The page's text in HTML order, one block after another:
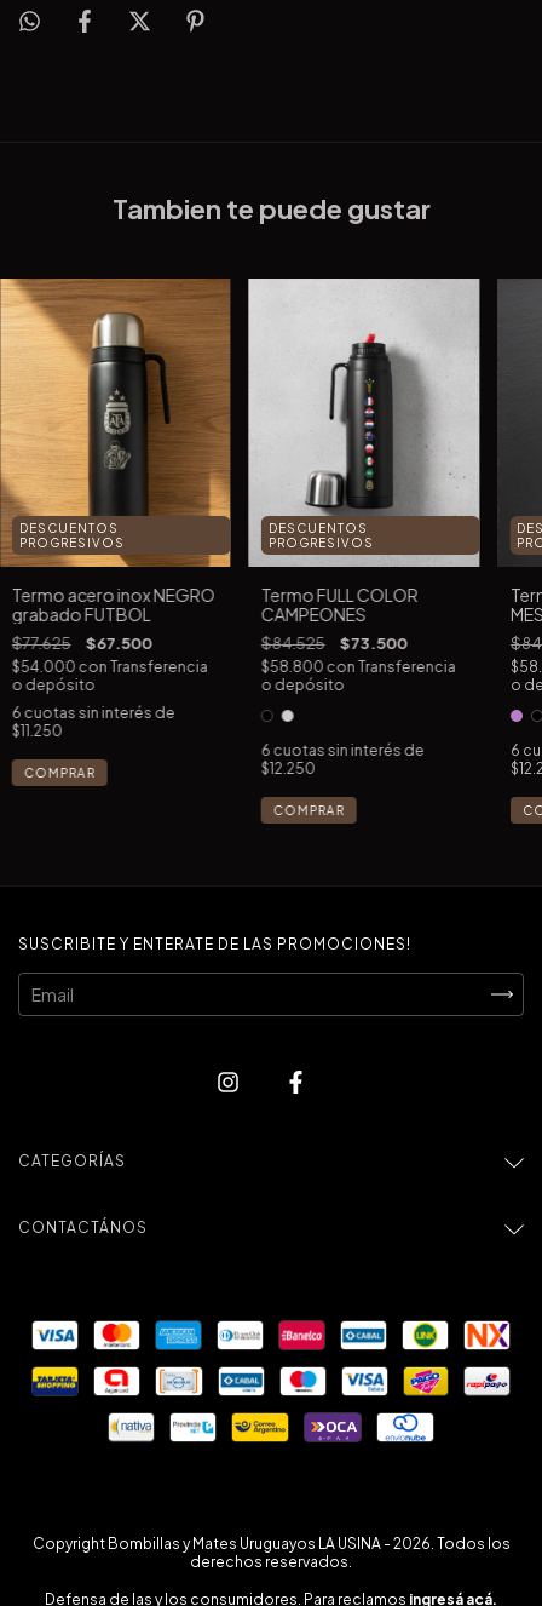
Tambien te puede gustar
DESCUENTOS
PROGRESIVOS
Termo acero inox NEGRO
grabado FUTBOL
$77.625 $67.500
$54.000 conTransferencia
o depósito
6 cuotas sin interés de
$11.250
DESCUENTOS
PROGRESIVOS
Termo FULL COLOR
CAMPEONES
$84.525 $73.500
$58.800 conTransferencia
o depósito
6 cuotas sin interés de
$12.250
COMPRAR
o
6
SUSCRIBITE Y ENTERATE DE LAS PROMOCIONES!
CATEGORÍAS
CONTACTÁNOS
Copyright Bombillas y Mates Uruguayos LA USINA - 2026. Todos los
derechos reservados.
Defensa de las y los consumidores. Para reclamos ingresá acá.